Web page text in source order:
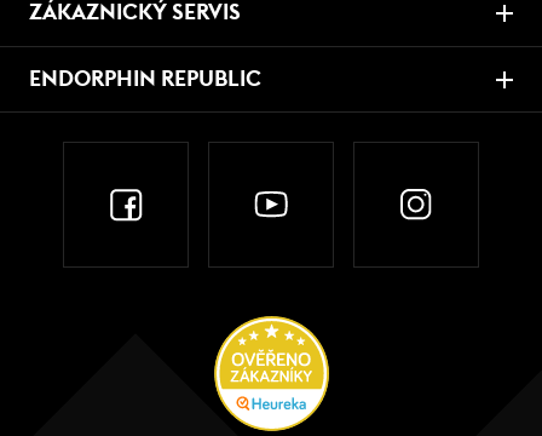
ZÁKAZNICKÝ SERVIS
ENDORPHIN REPUBLIC